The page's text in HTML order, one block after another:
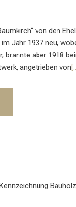
von den
Jahr 1937 neu,
brannte aber 1918
angetrieben von